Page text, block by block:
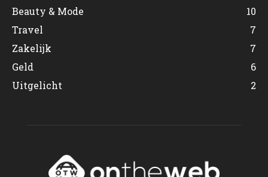
Beauty & Mode
10
Travel
7
Zakelijk
7
Geld
6
Uitgelicht
2